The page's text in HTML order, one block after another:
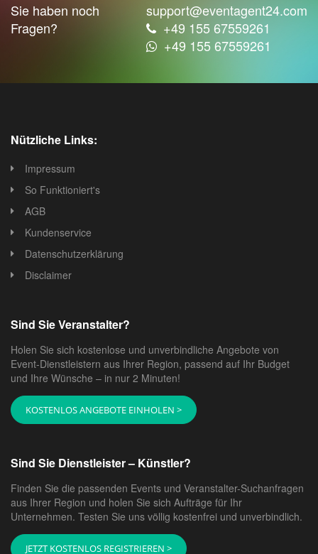
Sie haben noch
Fragen?
support@eventagent24.com
+49 155 67559261
+49 155 67559261
Nützliche Links:
Impressum
So Funktioniert's
AGB
Kundenservice
Datenschutzerklärung
Disclaimer
Sind Sie Veranstalter?
Holen Sie sich kostenlose und unverbindliche Angebote von
Event-Dienstleistern aus Ihrer Region, passend auf Ihr Budget
und Ihre Wünsche – in nur 2 Minuten!
KOSTENLOS ANGEBOTE EINHOLEN >
Sind Sie Dienstleister – Künstler?
Finden Sie die passenden Events und Veranstalter-Suchanfragen
aus Ihrer Region und holen Sie sich Aufträge für Ihr
Unternehmen. Testen Sie uns völlig kostenfrei und unverbindlich.
JETZT KOSTENLOS REGISTRIEREN >